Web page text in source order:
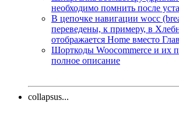
необходимо помнить после
В цепочке навигации wocc
переведены, к примеру, в
отображается Home вместо
Шорткоды Woocommerce и их
полное описание
collapsus...